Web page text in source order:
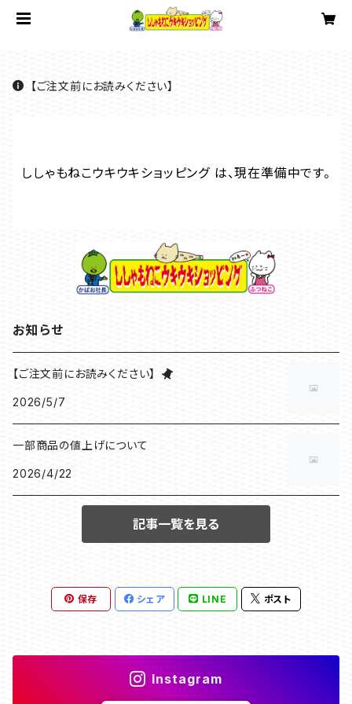
【ご注文前にお読みください】
ししゃもねこウキウキショッピング は、現在準備中です。
お知らせ
【ご注文前にお読みください】
2026/5/7
一部商品の値上げについて
2026/4/22
記事一覧を見る
保存 シェア LINE ポスト
Instagram